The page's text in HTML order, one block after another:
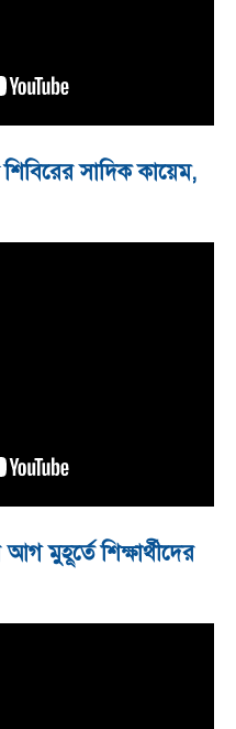
শিবিরের সাদিক কায়েম,
মুহূর্তে শিক্ষার্থীদের